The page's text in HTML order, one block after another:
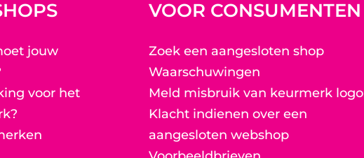
jouw
voor het
VOOR CONSUMENTEN
Zoek een aangesloten shop
Waarschuwingen
Meld misbruik van keurmerk logo
Klacht indienen over een
aangesloten webshop